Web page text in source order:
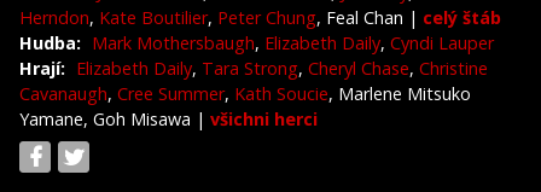
Herndon, Kate Boutilier, Peter Chung, Feal Chan | celý štáb
Hudba: Mark Mothersbaugh, Elizabeth Daily, Cyndi Lauper
Hrají: Elizabeth Daily, Tara Strong, Cheryl Chase, Christine
Cavanaugh, Cree Summer, Kath Soucie, Marlene Mitsuko
Yamane, Goh Misawa | všichni herci